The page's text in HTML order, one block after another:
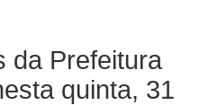
da Prefeitura
quinta, 31